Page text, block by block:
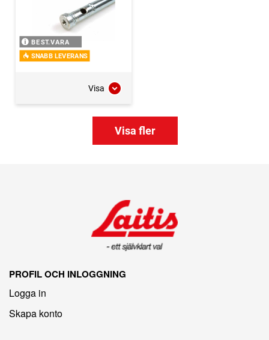
BEST.VARA
SNABB LEVERANS
Visa
Visa fler
PROFIL OCH INLOGGNING
Logga in
Skapa konto